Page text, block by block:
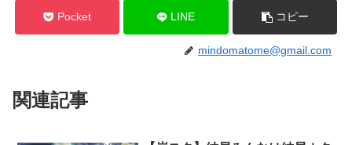
Pocket LINE コピー
mindomatome@gmail.com
関連記事